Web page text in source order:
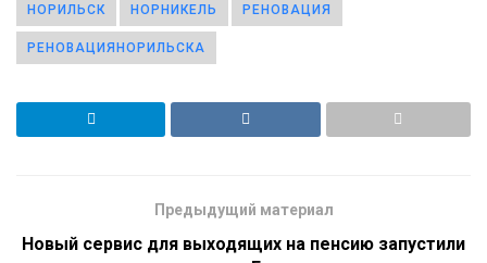
НОРИЛЬСК НОРНИКЕЛЬ РЕНОВАЦИЯ
РЕНОВАЦИЯНОРИЛЬСКА
Предыдущий материал
Новый сервис для выходящих на пенсию запустили